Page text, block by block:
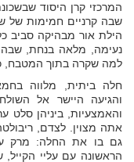
המרכזי קרן היסוד
שבה קרניים חמימות של
הילת אור מבהיקה סביב
נעימה, מלאה בנחת, שבה
למה שקרה בתוך המטבח,
חלה ביתית, מלווה
והגיעה היישר אל
והאמצעיות, ביניהן סלט
אתה מצוין. לצדם,
גם בו את החלה: מרק
הראשונה עם עליי הקייל,